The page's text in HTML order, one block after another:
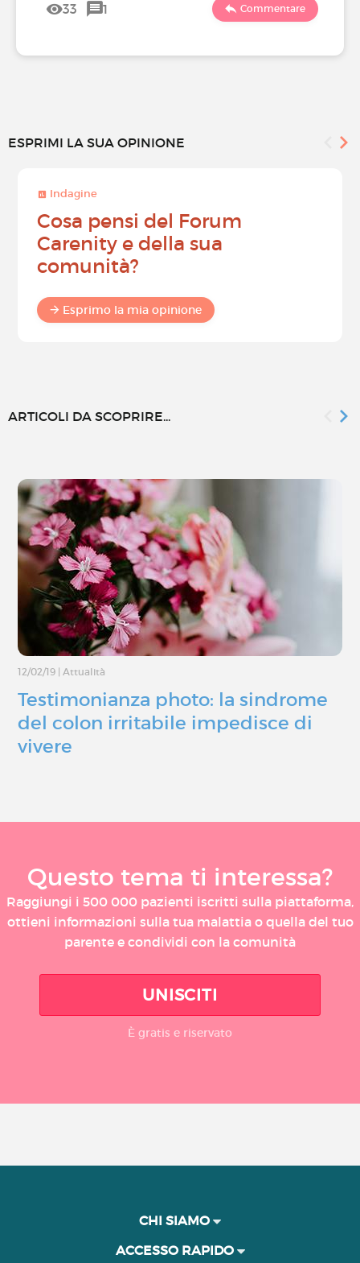
33 1 Commentare
ESPRIMI LA SUA OPINIONE
Indagine
Cosa pensi del Forum
Carenity e della sua
comunità?
Esprimo la mia opinione
ARTICOLI DA SCOPRIRE...
12/02/19 Attualità
Testimonianza photo: la sindrome
del colon irritabile impedisce di
vivere
Questo tema ti interessa?
Raggiungi i 500 000 pazienti iscritti sulla piattaforma,
ottieni informazioni sulla tua malattia o quella del tuo
parente e condividi con la comunità
UNISCITI
È gratis e riservato
CHI SIAMO
ACCESSO RAPIDO